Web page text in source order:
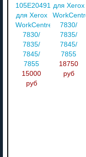
105E20491
для Xerox
WorkCentre
7830/
7835/
7845/
7855
15000
руб
для Xerox
7830/
7835/
7845/
7855
18750
руб